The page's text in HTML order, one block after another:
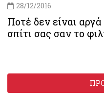
28/12/2016
Ποτέ δεν είναι
σπίτι σας σαν το